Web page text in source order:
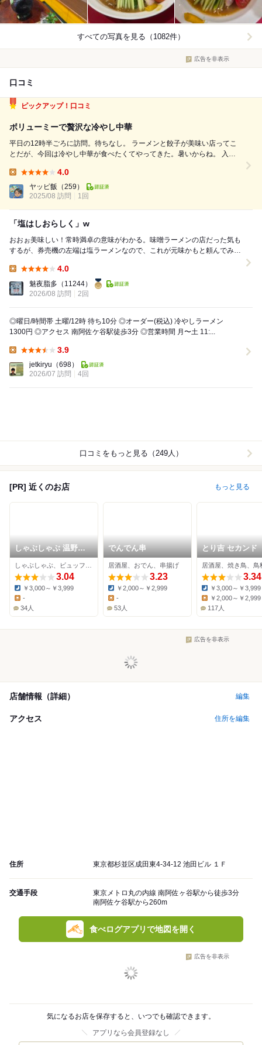
すべての写真を見る（1082件）
広告を非表示
口コミ
ピックアップ！口コミ
ボリューミーで贅沢な冷やし中華
平日の12時半ごろに訪問。待ちなし。 ラーメンと餃子が美味い店ってこ
とだが、今回は冷やし中華が食べたくてやってきた。暑いからね。 入店
味しそうだが、初志貫徹ってことで冷やしラーメンと餃子を注文。以外と
合計で1600円以上かか...
4.0
ヤッピ飯 （259）
2025/08 訪問
1回
「塩はしおらしく」w
おおぉ美味しい！常時満卓の意味がわかる。味噌ラーメンの店だった気も
するが、券売機の左端は塩ラーメンなので、これが元味かもと頼んでみ
4.0
魅夜脂多 （11244）
2026/08 訪問
2回
◎曜日/時間帯 土曜/12時 待ち10分 ◎オーダー(税込) 冷やしラーメン
1300円 ◎アクセス 南阿佐ケ谷駅徒歩3分 ◎営業時間 月〜土 11:...
3.9
jetkiryu （698）
2026/07 訪問
4回
口コミをもっと見る（249人）
[PR] 近くのお店 もっと見る
しゃぶしゃぶ 温野菜
阿佐ヶ谷店
3.04
Dinner:
￥3,000～￥3,999
Lunch:
-
34人
でんでん串
居酒屋、おでん、串揚げ
3.23
Dinner:
￥2,000～￥2,999
Lunch:
-
53人
とり吉 セカンド
居酒屋、焼き鳥、鳥
3.34
Dinner:
￥3,000～￥3,999
￥2,000～￥2,999
117人
広告を非表示
店舗情報（詳細） 編集
アクセス 住所を編集
住所 東京都杉並区成田東4-34-12 池田ビル １Ｆ
交通手段
東京メトロ丸の内線 南阿佐ヶ谷駅から徒歩3分
南阿佐ケ谷駅から260m
食べログアプリで地図を開く
広告を非表示
気になるお店を保存すると、いつでも確認できます。
アプリなら会員登録なし